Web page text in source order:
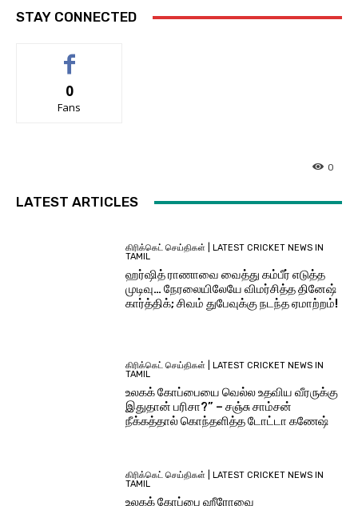
STAY CONNECTED
0
Fans
0
LATEST ARTICLES
கிரிக்கெட் செய்திகள் | LATEST CRICKET NEWS IN
TAMIL
ஹர்ஷித் ராணாவை வைத்து கம்பீர் எடுத்த
முடிவு… நேரலையிலேயே விமர்சித்த தினேஷ்
கார்த்திக்; சிவம் துபேவுக்கு நடந்த ஏமாற்றம்!
கிரிக்கெட் செய்திகள் | LATEST CRICKET NEWS IN
TAMIL
உலகக் கோப்பையை வெல்ல உதவிய வீரருக்கு
இதுதான் பரிசா?” – சஞ்சு சாம்சன்
நீக்கத்தால் கொந்தளித்த டோட்டா கணேஷ்
கிரிக்கெட் செய்திகள் | LATEST CRICKET NEWS IN
TAMIL
உலகக் கோப்பை ஹீரோவை